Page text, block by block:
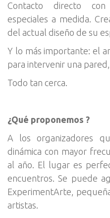
Contacto directo
especiales a medida.
del actual diseño de su
Y lo más importante: el
para intervenir una
Todo tan cerca.
¿Qué proponemos ?
A los organizadores
dinámica con mayor
al año. El lugar es
encuentros. Se puede
ExperimentArte,
artistas.